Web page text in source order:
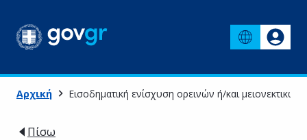
Αρχική Εισοδηματική ενίσχυση ορεινών ή/και μειονεκτικών
Πίσω